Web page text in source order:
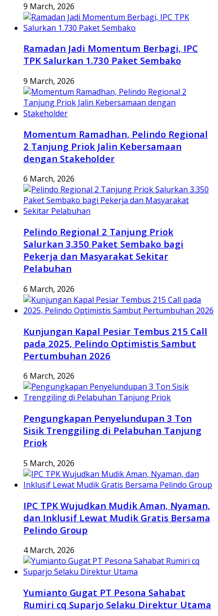
9 March, 2026
Ramadan Jadi Momentum Berbagi, IPC
TPK Salurkan 1.730 Paket Sembako
9 March, 2026
Momentum Ramadhan, Pelindo Regional
2 Tanjung Priok Jalin Kebersamaan
dengan Stakeholder
6 March, 2026
Pelindo Regional 2 Tanjung Priok
Salurkan 3.350 Paket Sembako bagi
Pekerja dan Masyarakat Sekitar
Pelabuhan
6 March, 2026
Kunjungan Kapal Pesiar Tembus 215 Call
pada 2025, Pelindo Optimistis Sambut
Pertumbuhan 2026
6 March, 2026
Pengungkapan Penyelundupan 3 Ton
Sisik Trenggiling di Pelabuhan Tanjung
Priok
5 March, 2026
IPC TPK Wujudkan Mudik Aman, Nyaman,
dan Inklusif Lewat Mudik Gratis Bersama
Pelindo Group
4 March, 2026
Yumianto Gugat PT Pesona Sahabat
Rumiri cq Suparjo Selaku Direktur Utama